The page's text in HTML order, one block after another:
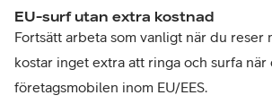
EU-surf utan extra kostnad
Fortsätt arbeta som vanligt när du reser
kostar inget extra att ringa och surfa
företagsmobilen inom EU/EES.